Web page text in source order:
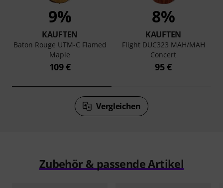
9%
KAUFTEN
Baton Rouge UTM-C Flamed
Maple
109 €
8%
KAUFTEN
Flight DUC323 MAH/MAH
Concert
95 €
Vergleichen
Zubehör & passende Artikel